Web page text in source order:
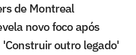
de Montreal
novo foco após
outro legado'